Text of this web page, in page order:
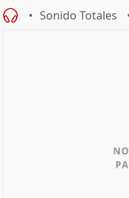
Sonido Totales